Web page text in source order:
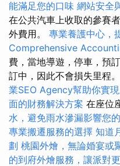
能滿足您的口味 網站安全
在公共汽車上收取的參賽
外費用。 專業養護中心，
Comprehensive
費，當地導遊，停車，預
訂中，因此不會損失里程。
業SEO Agency幫助你實
面的財務解決方案 在座位
水，避免雨水滲漏影響您
專業搬遷服務的選擇 知道
劃 桃園外燴，無論婚宴或
的到府外燴服務，讓派對